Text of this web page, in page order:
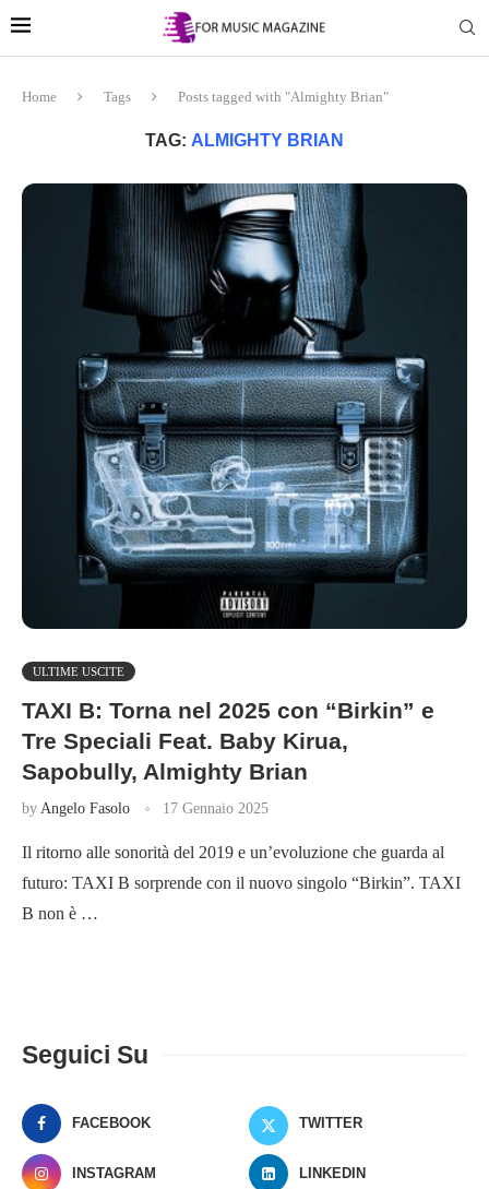
Home Tags Posts tagged with "Almighty Brian"
TAG: ALMIGHTY BRIAN
ULTIME USCITE
TAXI B: Torna nel 2025 con “Birkin” e
Tre Speciali Feat. Baby Kirua,
Sapobully, Almighty Brian
by Angelo Fasolo 17 Gennaio 2025
Il ritorno alle sonorità del 2019 e un’evoluzione che guarda al
futuro: TAXI B sorprende con il nuovo singolo “Birkin”. TAXI
B non è …
Seguici Su
FACEBOOK TWITTER
INSTAGRAM LINKEDIN